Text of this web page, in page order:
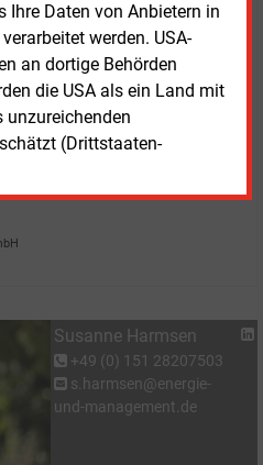
Ihre Daten von Anbietern in
werden. USA-
an dortige Behörden
die USA als ein Land mit
unzureichenden
(Drittstaaten-
eine Empfehlung für oder
aktuellen Konfiguration
intensiv mit der
Rewald. Noch sei das
Susanne Harmsen
+49 (0) 151 28207503
s.harmsen@energie-
und-management.de